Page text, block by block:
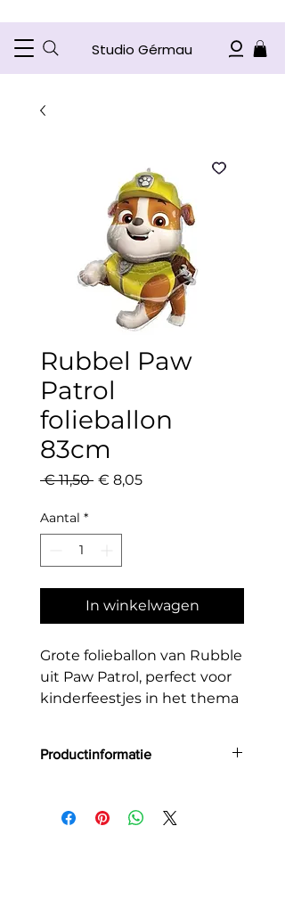
Studio Gérmau
Rubbel Paw
Patrol
folieballon
83cm
€ 11,50 Normale
€ 8,05Verkoopprijs
Aantal *
In winkelwagen
Grote folieballon van Rubble
uit Paw Patrol, perfect voor
kinderfeestjes in het thema
Productinformatie
Geschikt voor helium en lucht